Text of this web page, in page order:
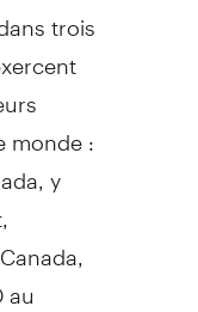
trois
monde :
, y
Canada